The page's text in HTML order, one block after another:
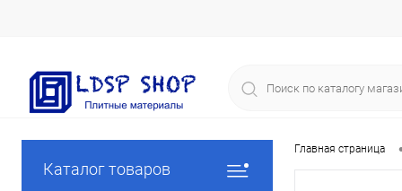
Каталог товаров
Главная страница